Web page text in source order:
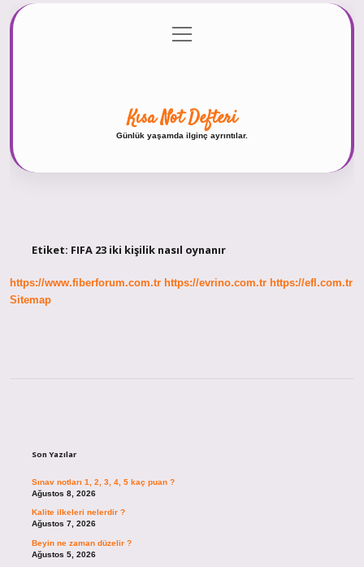
Gizlilik Politikası
menüyü
aç
Kısa Not Defteri
Günlük yaşamda ilginç ayrıntılar.
Etiket: FIFA 23 iki kişilik nasıl oynanır
https://www.fiberforum.com.tr https://evrino.com.tr https://efl.com.tr
Sitemap
Son Yazılar
Sınav notları 1, 2, 3, 4, 5 kaç puan ?
Ağustos 8, 2026
Kalite ilkeleri nelerdir ?
Ağustos 7, 2026
Beyin ne zaman düzelir ?
Ağustos 5, 2026